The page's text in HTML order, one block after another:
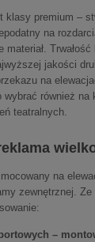
klasy premium –
na
materiał.
jakości
na
wybrać również
teatralnych.
na
zewnętrznej.
–